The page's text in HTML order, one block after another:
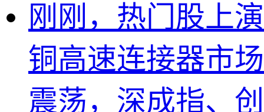
刚刚，热门股上
铜高速连接器市
震荡，深成指、